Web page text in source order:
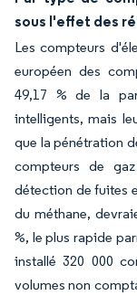
sous l'effet des
Les compteurs
européen des
49,17 % de la
intelligents, mais
que la pénétration
compteurs de
détection de fuites
du méthane,
%, le plus rapide
installé 320 000
volumes non